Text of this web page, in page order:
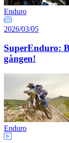
Enduro
2026/03/05
SuperEnduro:
gången!
Enduro